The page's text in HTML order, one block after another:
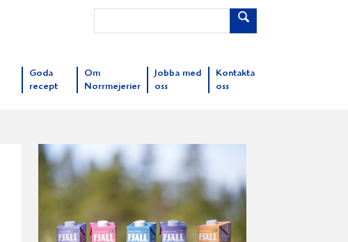
Goda
recept
Om
Norrmejerier
Jobba med
oss
Kontakta
oss